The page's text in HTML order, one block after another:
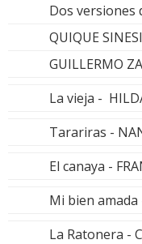
Dos versiones
QUIQUE
GUILLERMO
La vieja -
Tarariras -
El canaya -
Mi bien amada
La Ratonera -